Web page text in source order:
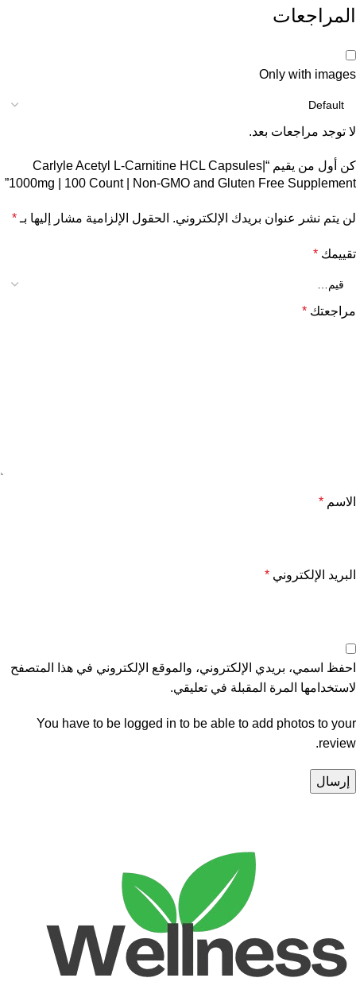
المراجعات
Only with images
لا توجد مراجعات بعد.
كن أول من يقيم “Carlyle Acetyl L-Carnitine HCL Capsules|
1000mg | 100 Count | Non-GMO and Gluten Free Supplement”
لن يتم نشر عنوان بريدك الإلكتروني. الحقول الإلزامية مشار إليها بـ *
تقييمك *
مراجعتك *
الاسم *
البريد الإلكتروني *
احفظ اسمي، بريدي الإلكتروني، والموقع الإلكتروني في هذا المتصفح
لاستخدامها المرة المقبلة في تعليقي.
You have to be logged in to be able to add photos to your
review.